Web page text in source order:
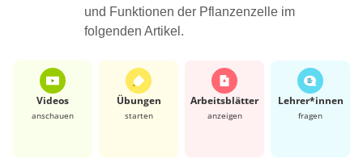
und Funktionen der Pflanzenzelle im
folgenden Artikel.
Videos
anschauen
Übungen
starten
Arbeits­blätter
anzeigen
Lehrer*​innen
fragen